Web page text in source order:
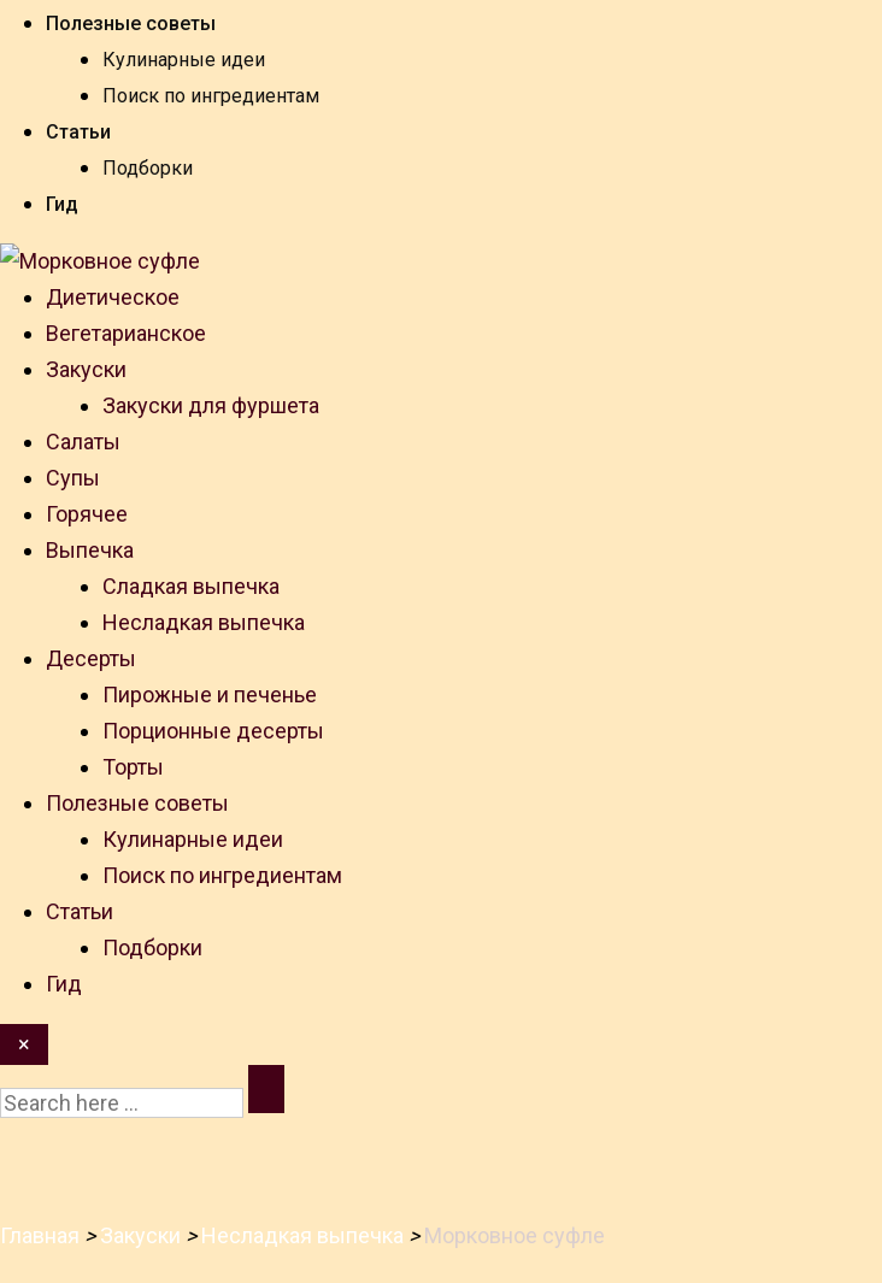
Полезные советы
Кулинарные идеи
Поиск по ингредиентам
Статьи
Подборки
Гид
Диетическое
Вегетарианское
Закуски
Закуски для фуршета
Салаты
Супы
Горячее
Выпечка
Сладкая выпечка
Несладкая выпечка
Десерты
Пирожные и печенье
Порционные десерты
Торты
Полезные советы
Кулинарные идеи
Поиск по ингредиентам
Статьи
Подборки
Гид
×
Главная >Закуски >Несладкая выпечка >Морковное суфле